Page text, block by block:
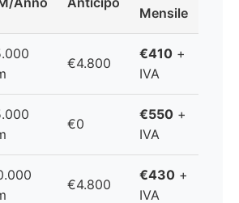
Mensile
€4.800
€410 +
IVA
€0
€550 +
IVA
€4.800
€430 +
IVA